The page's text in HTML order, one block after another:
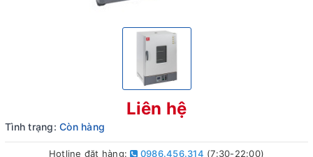
Liên hệ
Tình trạng: Còn hàng
Hotline đặt hàng: 0986.456.314 (7:30-22:00)